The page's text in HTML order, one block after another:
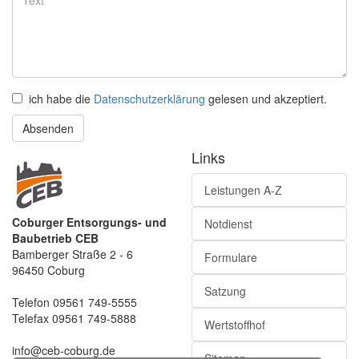
ich habe die Datenschutzerklärung gelesen und akzeptiert.
Absenden
Coburger Entsorgungs- und
Baubetrieb CEB
Bamberger Straße 2 - 6
96450 Coburg
Telefon 09561 749-5555
Telefax 09561 749-5888
info@ceb-coburg.de
Links
Leistungen A-Z
Notdienst
Formulare
Satzung
Wertstoffhof